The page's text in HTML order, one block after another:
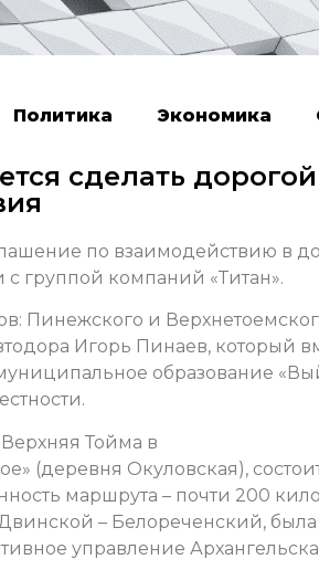
Политика Экономика
сделать дорогой
по взаимодействию в
с группой компаний «Титан».
Пинежского и
Игорь Пинаев, который
образование
Тойма в
(деревня Окуловская),
маршрута – почти 200
– Белореченский,
управление